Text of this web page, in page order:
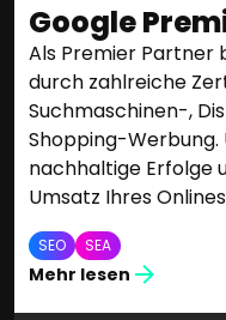
Google
Als Premier Partner
durch zahlreiche
Suchmaschinen-,
Shopping-Werbung.
nachhaltige Erfolge
Umsatz Ihres
SEO SEA
Mehr lesen